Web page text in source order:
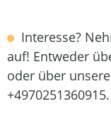
Interesse?
auf! Entweder
oder über
+4970251360915.